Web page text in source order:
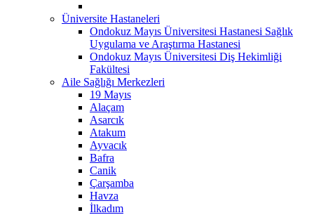
Üniversite Hastaneleri
Ondokuz Mayıs Üniversitesi Hastanesi Sağlık
Uygulama ve Araştırma Hastanesi
Ondokuz Mayıs Üniversitesi Diş Hekimliği
Fakültesi
Aile Sağlığı Merkezleri
19 Mayıs
Alaçam
Asarcık
Atakum
Ayvacık
Bafra
Canik
Çarşamba
Havza
İlkadım